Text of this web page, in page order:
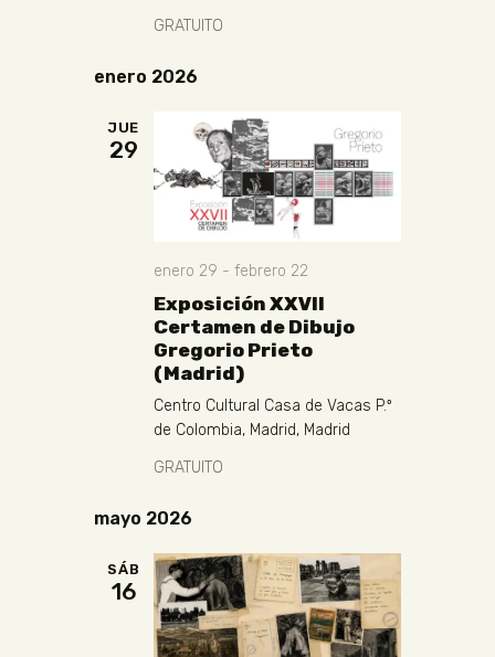
GRATUITO
enero 2026
JUE
29
enero 29 - febrero 22
Exposición XXVII
Certamen de Dibujo
Gregorio Prieto
(Madrid)
Centro Cultural Casa de Vacas P.º
de Colombia, Madrid, Madrid
GRATUITO
mayo 2026
SÁB
16